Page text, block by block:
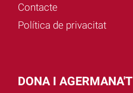
Contacte
Política de privacitat
DONA I AGERMANA'T